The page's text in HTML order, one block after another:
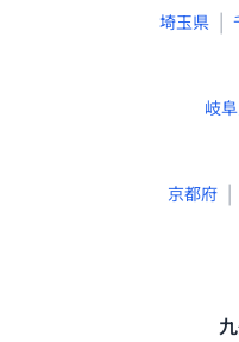
埼玉県 |
岐
京都府 |